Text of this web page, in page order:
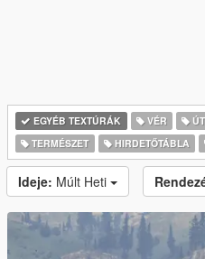
EGYÉB TEXTÚRÁK VÉR ÚT
TERMÉSZET
HIRDETŐTÁBLA
Ideje: Múlt Heti